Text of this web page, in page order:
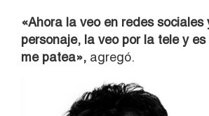
«Ahora la veo en redes sociales
personaje, la veo por la tele y
me patea», agregó.